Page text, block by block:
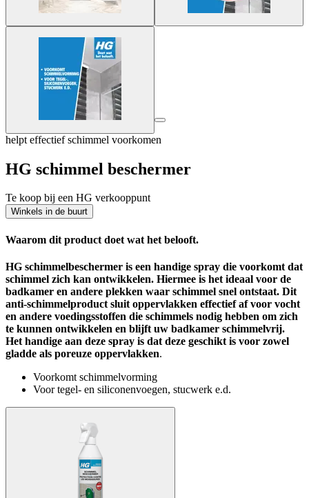
helpt effectief schimmel voorkomen
HG schimmel beschermer
Te koop bij een HG verkooppunt
Winkels in de buurt
Waarom dit product doet wat het belooft.
HG schimmelbeschermer is een handige spray die voorkomt dat
schimmel zich kan ontwikkelen. Hiermee is het ideaal voor de
badkamer en andere plekken waar schimmel snel ontstaat. Dit
anti-schimmelproduct sluit oppervlakken effectief af voor vocht
en andere voedingsstoffen die schimmels nodig hebben om zich
te kunnen ontwikkelen en blijft uw badkamer schimmelvrij.
Het handige aan deze spray is dat deze geschikt is voor zowel
gladde als poreuze oppervlakken.
Voorkomt schimmelvorming
Voor tegel- en siliconenvoegen, stucwerk e.d.